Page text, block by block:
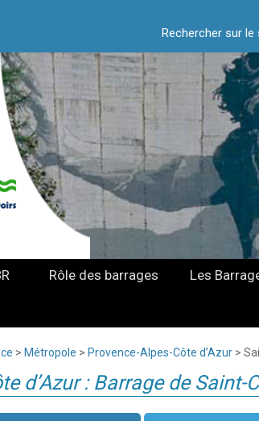
Rechercher sur le
Rôle des barrages Les
> Métropole > Provence-Alpes-Côte d’Azur >
d’Azur : Barrage de Saint-